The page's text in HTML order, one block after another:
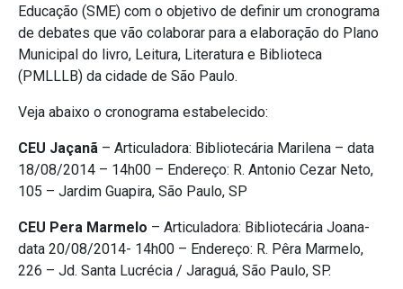
Educação (SME) com o objetivo de definir um cronograma
de debates que vão colaborar para a elaboração do Plano
Municipal do livro, Leitura, Literatura e Biblioteca
(PMLLLB) da cidade de São Paulo.
Veja abaixo o cronograma estabelecido:
CEU Jaçanã – Articuladora: Bibliotecária Marilena – data
18/08/2014 – 14h00 – Endereço: R. Antonio Cezar Neto,
105 – Jardim Guapira, São Paulo, SP
CEU Pera Marmelo – Articuladora: Bibliotecária Joana-
data 20/08/2014- 14h00 – Endereço: R. Pêra Marmelo,
226 – Jd. Santa Lucrécia / Jaraguá, São Paulo, SP.